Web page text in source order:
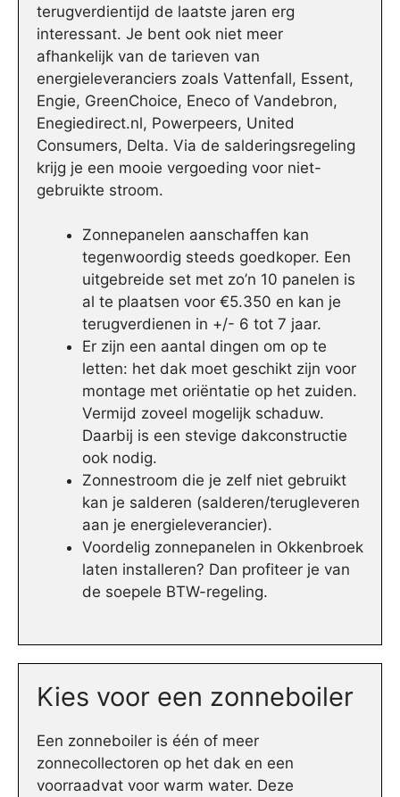
terugverdientijd de laatste jaren erg
interessant. Je bent ook niet meer
afhankelijk van de tarieven van
energieleveranciers zoals Vattenfall, Essent,
Engie, GreenChoice, Eneco of Vandebron,
Enegiedirect.nl, Powerpeers, United
Consumers, Delta. Via de salderingsregeling
krijg je een mooie vergoeding voor niet-
gebruikte stroom.
Zonnepanelen aanschaffen kan
tegenwoordig steeds goedkoper. Een
uitgebreide set met zo’n 10 panelen is
al te plaatsen voor €5.350 en kan je
terugverdienen in +/- 6 tot 7 jaar.
Er zijn een aantal dingen om op te
letten: het dak moet geschikt zijn voor
montage met oriëntatie op het zuiden.
Vermijd zoveel mogelijk schaduw.
Daarbij is een stevige dakconstructie
ook nodig.
Zonnestroom die je zelf niet gebruikt
kan je salderen (salderen/terugleveren
aan je energieleverancier).
Voordelig zonnepanelen in Okkenbroek
laten installeren? Dan profiteer je van
de soepele BTW-regeling.
Kies voor een zonneboiler
Een zonneboiler is één of meer
zonnecollectoren op het dak en een
voorraadvat voor warm water. Deze